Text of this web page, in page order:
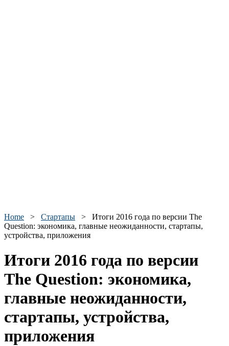
Home > Стартапы > Итоги 2016 года по версии The
Question: экономика, главные неожиданности, стартапы,
устройства, приложения
Итоги 2016 года по версии
The Question: экономика,
главные неожиданности,
стартапы, устройства,
приложения